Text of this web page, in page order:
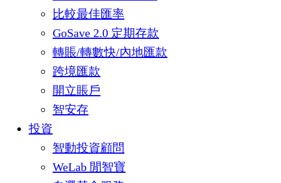
比較最佳匯率
GoSave 2.0 定期存款
轉賬/轉數快/內地匯款
跨境匯款
開立賬戶
智安存
投資
智動投資顧問
WeLab 閒智寶